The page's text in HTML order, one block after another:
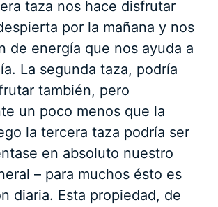
taza nos hace disfrutar
por la mañana y nos
de energía que nos ayuda a
La segunda taza, podría
también, pero
un poco menos que la
la tercera taza podría ser
en absoluto nuestro
– para muchos ésto es
diaria. Esta propiedad, de